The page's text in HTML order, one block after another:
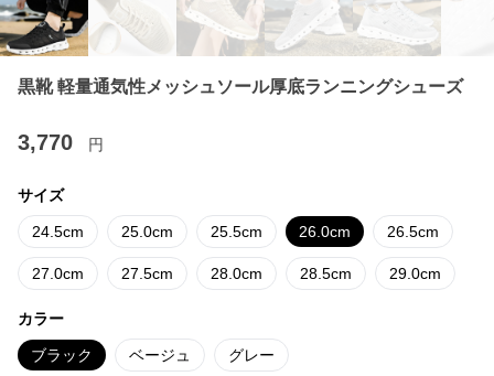
黒靴 軽量通気性メッシュソール厚底ランニングシューズ
3,770 円
サイズ
24.5cm 25.0cm 25.5cm 26.0cm 26.5cm
27.0cm 27.5cm 28.0cm 28.5cm 29.0cm
カラー
ブラック ベージュ グレー